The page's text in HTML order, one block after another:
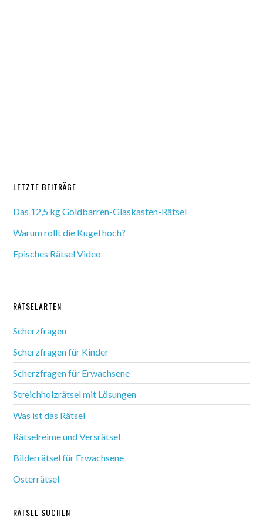
LETZTE BEITRÄGE
Das 12,5 kg Goldbarren-Glaskasten-Rätsel
Warum rollt die Kugel hoch?
Episches Rätsel Video
RÄTSELARTEN
Scherzfragen
Scherzfragen für Kinder
Scherzfragen für Erwachsene
Streichholzrätsel mit Lösungen
Was ist das Rätsel
Rätselreime und Versrätsel
Bilderrätsel für Erwachsene
Osterrätsel
RÄTSEL SUCHEN